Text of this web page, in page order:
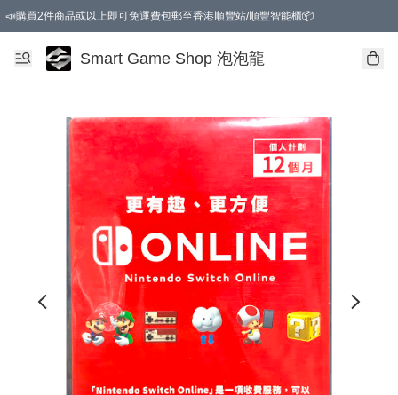
📣購買2件商品或以上即可免運費包郵至香港順豐站/順豐智能櫃📦
Smart Game Shop 泡泡龍